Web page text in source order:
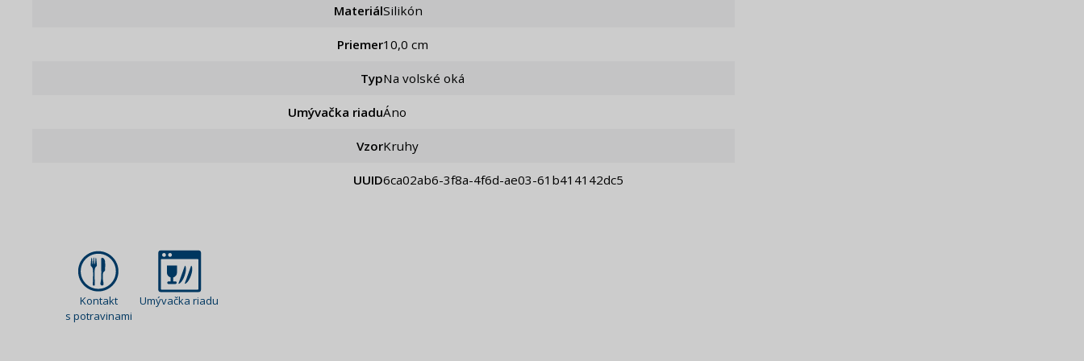
Materiál Silikón
Priemer 10,0 cm
Typ Na volské oká
Umývačka riadu Áno
Vzor Kruhy
UUID 6ca02ab6-3f8a-4f6d-ae03-61b414142dc5
Kontakt
s potravinami
Umývačka riadu